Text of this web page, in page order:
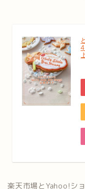
楽天市場とYahoo!シ